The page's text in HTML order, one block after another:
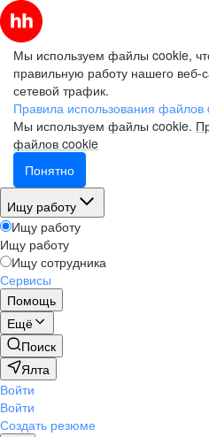
Мы используем файлы cookie,
правильную работу нашего веб-
сетевой трафик.
Правила использования файлов
Мы используем файлы cookie.
файлов cookie
Понятно
Ищу работу
Ищу работу
Ищу работу
Ищу сотрудника
Сервисы
Помощь
Ещё
Поиск
Ялта
Войти
Войти
Создать резюме